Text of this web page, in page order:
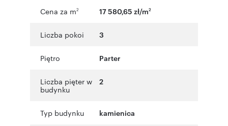
Cena za m2 17 580,65 zł/m2
Liczba pokoi 3
Piętro Parter
Liczba pięter w
budynku
2
Typ budynku kamienica